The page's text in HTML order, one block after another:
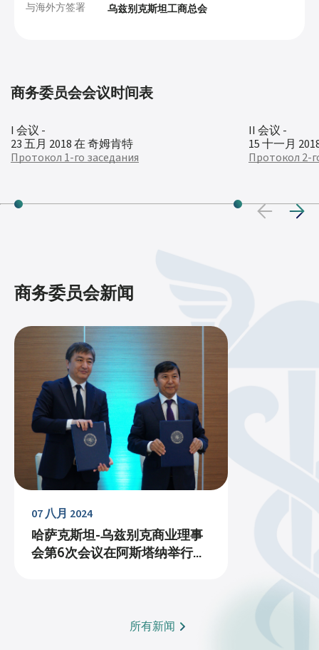
与海外方签署 乌兹别克斯坦工商总会
商务委员会会议时间表
I 会议 -
23 五月 2018 在 奇姆肯特
Протокол 1-го заседания
II 会议 -
15 十一月
Протокол 2-
商务委员会新闻
07 八月 2024
哈萨克斯坦-乌兹别克商业理事
会第6次会议在阿斯塔纳举行...
所有新闻